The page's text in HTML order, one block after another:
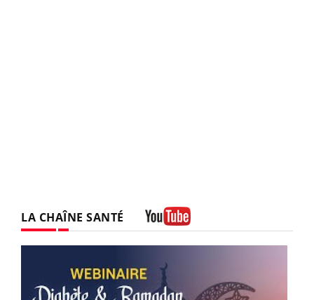
LA CHAÎNE SANTÉ